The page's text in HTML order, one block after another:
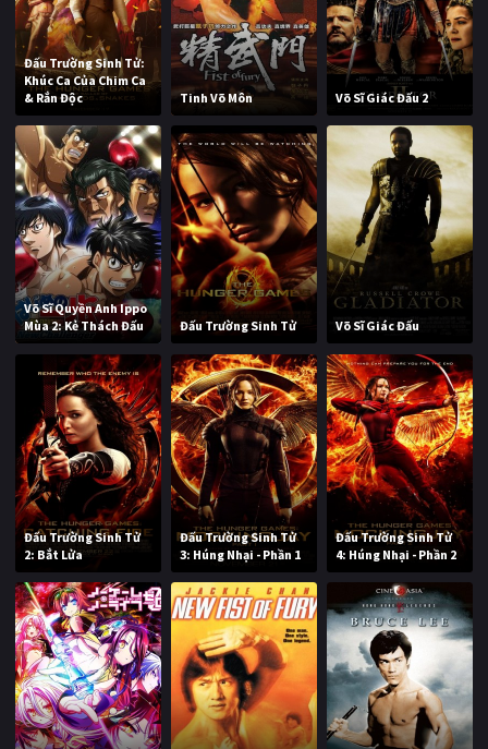
Đấu Trường Sinh Tử:
Khúc Ca Của Chim Ca
& Rắn Độc
Tinh Võ Môn Võ Sĩ Giác Đấu 2
Võ Sĩ Quyền Anh Ippo
Mùa 2: Kẻ Thách Đấu
Đấu Trường Sinh Tử Võ Sĩ Giác Đấu
Đấu Trường Sinh Tử
2: Bắt Lửa
Đấu Trường Sinh Tử
3: Húng Nhại - Phần 1
Đấu Trường Sinh Tử
4: Húng Nhại - Phần 2